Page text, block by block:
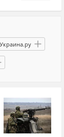
Украина.ру